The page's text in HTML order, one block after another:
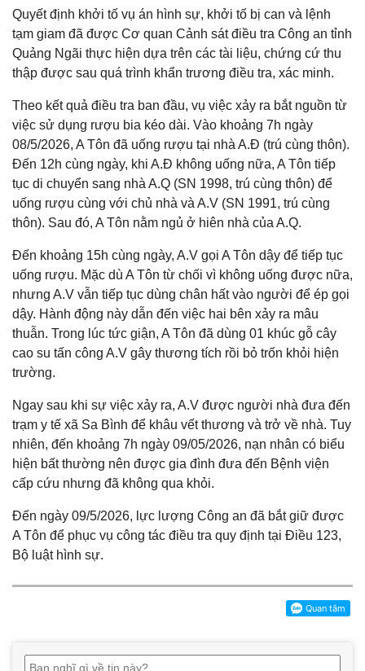
Quyết định khởi tố vụ án hình sự, khởi tố bị can và lệnh
tạm giam đã được Cơ quan Cảnh sát điều tra Công an tỉnh
Quảng Ngãi thực hiện dựa trên các tài liệu, chứng cứ thu
thập được sau quá trình khẩn trương điều tra, xác minh.
Theo kết quả điều tra ban đầu, vụ việc xảy ra bắt nguồn từ
việc sử dụng rượu bia kéo dài. Vào khoảng 7h ngày
08/5/2026, A Tôn đã uống rượu tại nhà A.Đ (trú cùng thôn).
Đến 12h cùng ngày, khi A.Đ không uống nữa, A Tôn tiếp
tục di chuyển sang nhà A.Q (SN 1998, trú cùng thôn) để
uống rượu cùng với chủ nhà và A.V (SN 1991, trú cùng
thôn). Sau đó, A Tôn nằm ngủ ở hiên nhà của A.Q.
Đến khoảng 15h cùng ngày, A.V gọi A Tôn dậy để tiếp tục
uống rượu. Mặc dù A Tôn từ chối vì không uống được nữa,
nhưng A.V vẫn tiếp tục dùng chân hất vào người để ép gọi
dậy. Hành động này dẫn đến việc hai bên xảy ra mâu
thuẫn. Trong lúc tức giận, A Tôn đã dùng 01 khúc gỗ cây
cao su tấn công A.V gây thương tích rồi bỏ trốn khỏi hiện
trường.
Ngay sau khi sự việc xảy ra, A.V được người nhà đưa đến
trạm y tế xã Sa Bình để khâu vết thương và trở về nhà. Tuy
nhiên, đến khoảng 7h ngày 09/05/2026, nạn nhân có biểu
hiện bất thường nên được gia đình đưa đến Bệnh viện
cấp cứu nhưng đã không qua khỏi.
Đến ngày 09/5/2026, lực lượng Công an đã bắt giữ được
A Tôn để phục vụ công tác điều tra quy định tại Điều 123,
Bộ luật hình sự.